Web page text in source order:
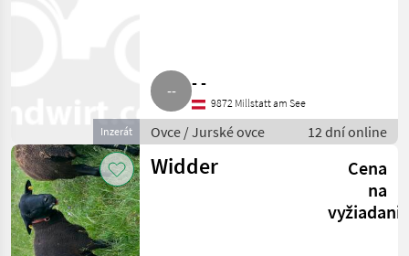
Inzerát
- -
9872 Millstatt am See
Ovce / Jurské ovce 12 dní online
Widder
Cena
na